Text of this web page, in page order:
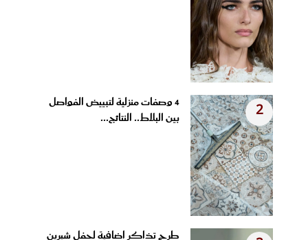
2
4 وصفات منزلية لتبييض الفواصل
بين البلاط.. النتائج...
طرح تذاكر إضافية لحفل شيرين